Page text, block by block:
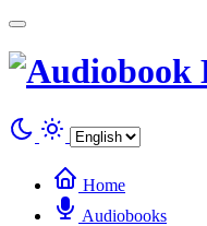
Home
Audiobooks